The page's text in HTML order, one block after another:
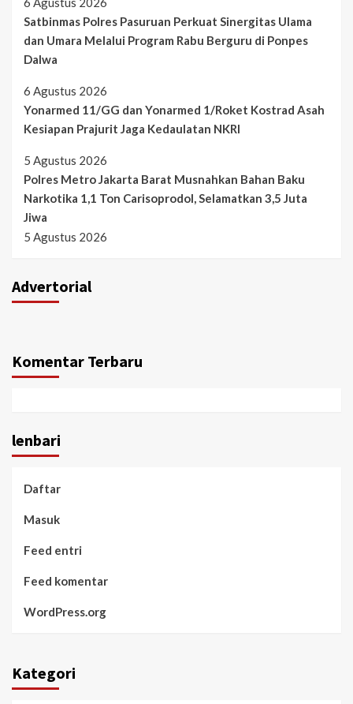
Satbinmas Polres Pasuruan Perkuat Sinergitas Ulama
dan Umara Melalui Program Rabu Berguru di Ponpes
Dalwa
6 Agustus 2026
Yonarmed 11/GG dan Yonarmed 1/Roket Kostrad Asah
Kesiapan Prajurit Jaga Kedaulatan NKRI
5 Agustus 2026
Polres Metro Jakarta Barat Musnahkan Bahan Baku
Narkotika 1,1 Ton Carisoprodol, Selamatkan 3,5 Juta
Jiwa
5 Agustus 2026
Advertorial
Komentar Terbaru
lenbari
Daftar
Masuk
Feed entri
Feed komentar
WordPress.org
Kategori